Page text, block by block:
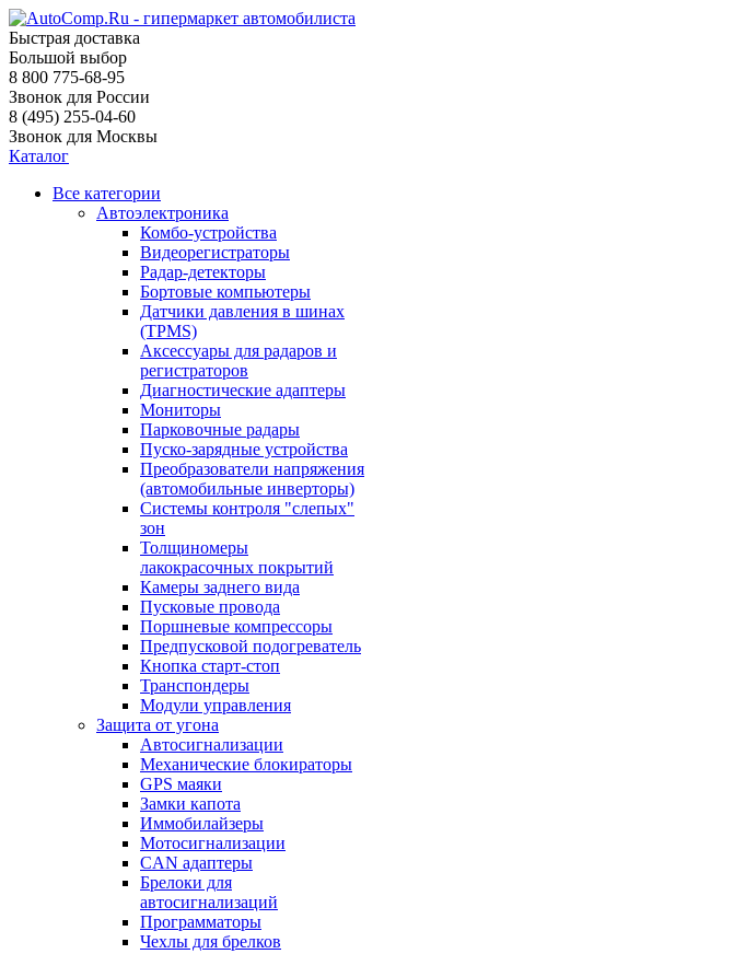
Быстрая доставка
Большой выбор
8 800 775-68-95
Звонок для России
8 (495) 255-04-60
Звонок для Москвы
Каталог
Все категории
Автоэлектроника
Комбо-устройства
Видеорегистраторы
Радар-детекторы
Бортовые компьютеры
Датчики давления в шинах
(TPMS)
Аксессуары для радаров и
регистраторов
Диагностические адаптеры
Мониторы
Парковочные радары
Пуско-зарядные устройства
Преобразователи напряжения
(автомобильные инверторы)
Системы контроля "слепых"
зон
Толщиномеры
лакокрасочных покрытий
Камеры заднего вида
Пусковые провода
Поршневые компрессоры
Предпусковой подогреватель
Кнопка старт-стоп
Транспондеры
Модули управления
Защита от угона
Автосигнализации
Механические блoкираторы
GPS маяки
Замки капота
Иммобилайзеры
Мотосигнализации
CAN адаптеры
Брелоки для
автосигнализаций
Программаторы
Чехлы для брелков